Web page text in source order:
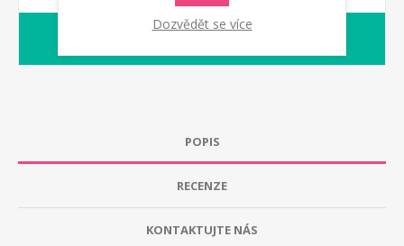
POPIS
RECENZE
KONTAKTUJTE NÁS
Dozvědět se více